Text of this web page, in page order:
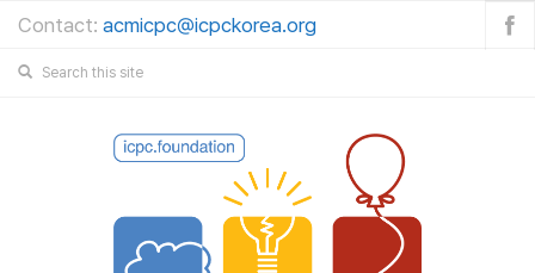
Contact: acmicpc@icpckorea.org